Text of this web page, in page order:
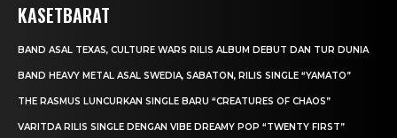
KASETBARAT
BAND ASAL TEXAS, CULTURE WARS RILIS ALBUM DEBUT DAN TUR DUNIA
BAND HEAVY METAL ASAL SWEDIA, SABATON, RILIS SINGLE “YAMATO”
THE RASMUS LUNCURKAN SINGLE BARU “CREATURES OF CHAOS”
VARITDA RILIS SINGLE DENGAN VIBE DREAMY POP “TWENTY FIRST”